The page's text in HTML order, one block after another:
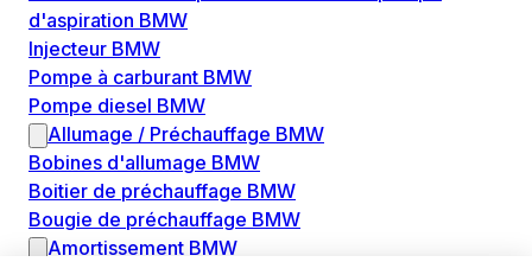
d'aspiration BMW
Injecteur BMW
Pompe à carburant BMW
Pompe diesel BMW
Allumage / Préchauffage BMW
Bobines d'allumage BMW
Boitier de préchauffage BMW
Bougie de préchauffage BMW
Amortissement BMW